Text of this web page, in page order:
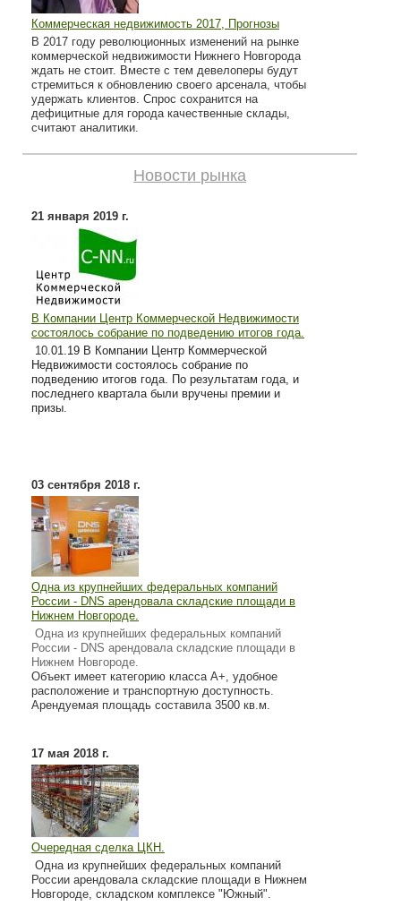
Коммерческая недвижимость 2017, Прогнозы
В 2017 году революционных изменений на рынке
коммерческой недвижимости Нижнего Новгорода
ждать не стоит. Вместе с тем девелоперы будут
стремиться к обновлению своего арсенала, чтобы
удержать клиентов. Спрос сохранится на
дефицитные для города качественные склады,
считают аналитики.
Новости рынка
21 января 2019 г.
В Компании Центр Коммерческой Недвижимости
состоялось собрание по подведению итогов года.
10.01.19 В Компании Центр Коммерческой
Недвижимости состоялось собрание по
подведению итогов года. По результатам года, и
последнего квартала были вручены премии и
призы.
03 сентября 2018 г.
Одна из крупнейших федеральных компаний
России - DNS арендовала складские площади в
Нижнем Новгороде.
Одна из крупнейших федеральных компаний
России - DNS арендовала складские площади в
Нижнем Новгороде.
Объект имеет категорию класса А+, удобное
расположение и транспортную доступность.
Арендуемая площадь составила 3500 кв.м.
17 мая 2018 г.
Очередная сделка ЦКН.
Одна из крупнейших федеральных компаний
России арендовала складские площади в Нижнем
Новгороде, складском комплексе "Южный".